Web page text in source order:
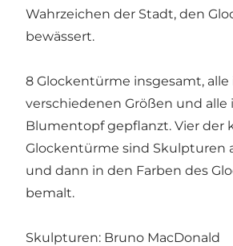
Wahrzeichen der Stadt, den
bewässert.
8 Glockentürme insgesamt, alle
verschiedenen Größen und alle
Blumentopf gepflanzt. Vier der
Glockentürme sind Skulpturen
und dann in den Farben des
bemalt.
Skulpturen: Bruno MacDonald